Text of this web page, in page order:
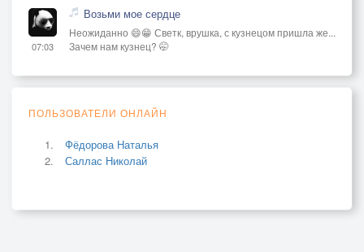
07:03
Возьми мое сердце
Неожиданно 😄😁 Светк, врушка, с кузнецом пришла же...
Зачем нам кузнец? 🤭
ПОЛЬЗОВАТЕЛИ ОНЛАЙН
Фёдорова Наталья
Саллас Николай